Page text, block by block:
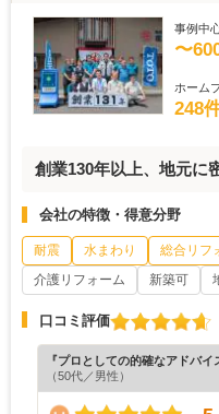
事例中
〜
ホーム
248
創業130年以上、地元に
会社の特徴・得意分野
耐震 水まわり 総合リフ
介護リフォーム
新築可
口コミ評価
『プロとしての的確なアドバイ
（50代／男性）